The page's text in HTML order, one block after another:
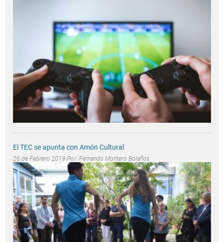
El TEC se apunta con Amón Cultural
26 de Febrero 2019 Por: Fernando Montero Bolaños